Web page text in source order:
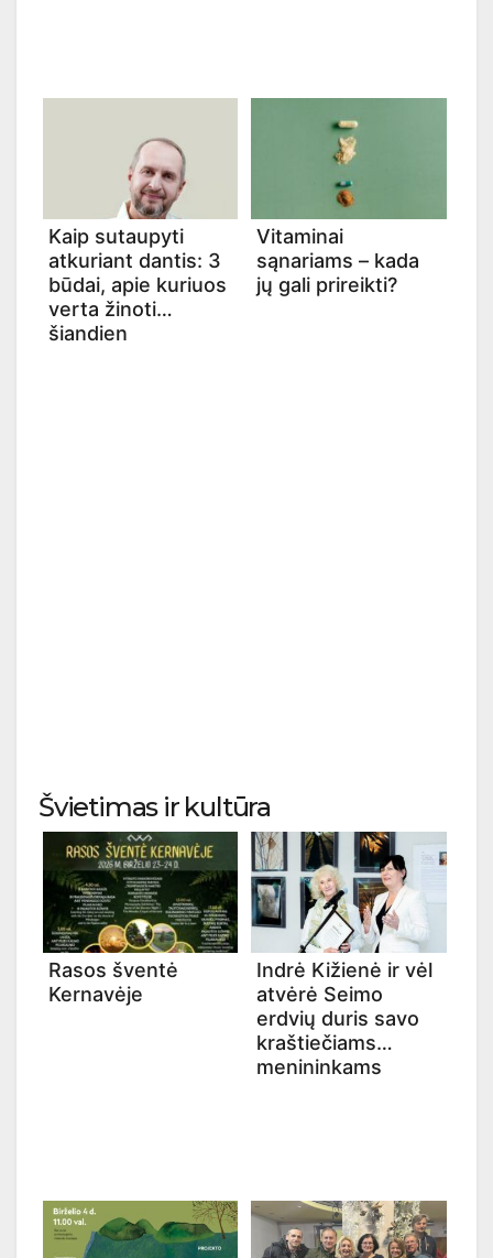
Kaip sutaupyti
atkuriant dantis: 3
būdai, apie kuriuos
verta žinoti
šiandien
Vitaminai
sąnariams – kada
jų gali prireikti?
Švietimas ir kultūra
Rasos šventė
Kernavėje
Indrė Kižienė ir vėl
atvėrė Seimo
erdvių duris savo
kraštiečiams
menininkams